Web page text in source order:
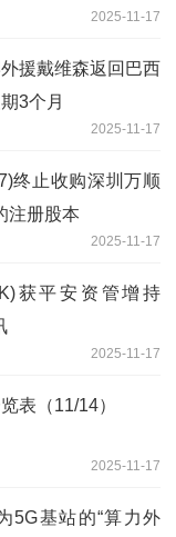
2025-11-17
援戴维森返回巴西
3个月
2025-11-17
终止收购深圳万顺
注册股本
2025-11-17
获平安资管增持
2025-11-17
表（11/14）
2025-11-17
5G基站的“算力外